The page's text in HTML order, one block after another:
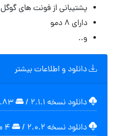
پشتیبانی از فونت های گوگل
دارای ۸ دمو
و..
دانلود و اطلاعات بیشتر
دانلود نسخه ۲.۱.۱ /
دانلود نسخه ۲.۰.۲ /